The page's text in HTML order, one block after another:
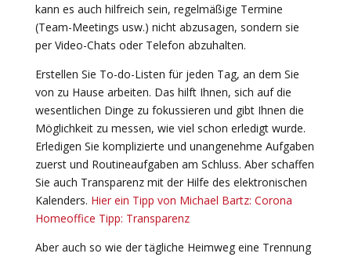
kann es auch hilfreich sein, regelmäßige Termine
(Team-Meetings usw.) nicht abzusagen, sondern sie
per Video-Chats oder Telefon abzuhalten.
Erstellen Sie To-do-Listen für jeden Tag, an dem Sie
von zu Hause arbeiten. Das hilft Ihnen, sich auf die
wesentlichen Dinge zu fokussieren und gibt Ihnen die
Möglichkeit zu messen, wie viel schon erledigt wurde.
Erledigen Sie komplizierte und unangenehme Aufgaben
zuerst und Routineaufgaben am Schluss. Aber schaffen
Sie auch Transparenz mit der Hilfe des elektronischen
Kalenders. Hier ein Tipp von Michael Bartz: Corona
Homeoffice Tipp: Transparenz
Aber auch so wie der tägliche Heimweg eine Trennung